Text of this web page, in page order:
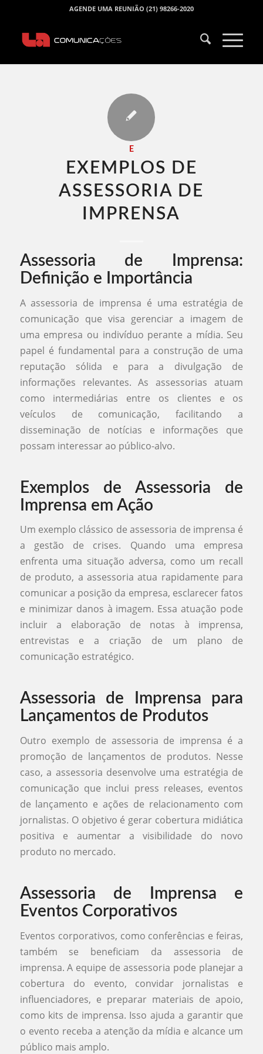
AGENDE UMA REUNIÃO (21) 98266-2020
E
EXEMPLOS DE
ASSESSORIA DE
IMPRENSA​
Assessoria de Imprensa:
Definição e Importância
A assessoria de imprensa é uma estratégia de
comunicação que visa gerenciar a imagem de
uma empresa ou indivíduo perante a mídia. Seu
papel é fundamental para a construção de uma
reputação sólida e para a divulgação de
informações relevantes. As assessorias atuam
como intermediárias entre os clientes e os
veículos de comunicação, facilitando a
disseminação de notícias e informações que
possam interessar ao público-alvo.
Exemplos de Assessoria de
Imprensa em Ação
Um exemplo clássico de assessoria de imprensa é
a gestão de crises. Quando uma empresa
enfrenta uma situação adversa, como um recall
de produto, a assessoria atua rapidamente para
comunicar a posição da empresa, esclarecer fatos
e minimizar danos à imagem. Essa atuação pode
incluir a elaboração de notas à imprensa,
entrevistas e a criação de um plano de
comunicação estratégico.
Assessoria de Imprensa para
Lançamentos de Produtos
Outro exemplo de assessoria de imprensa é a
promoção de lançamentos de produtos. Nesse
caso, a assessoria desenvolve uma estratégia de
comunicação que inclui press releases, eventos
de lançamento e ações de relacionamento com
jornalistas. O objetivo é gerar cobertura midiática
positiva e aumentar a visibilidade do novo
produto no mercado.
Assessoria de Imprensa e
Eventos Corporativos
Eventos corporativos, como conferências e feiras,
também se beneficiam da assessoria de
imprensa. A equipe de assessoria pode planejar a
cobertura do evento, convidar jornalistas e
influenciadores, e preparar materiais de apoio,
como kits de imprensa. Isso ajuda a garantir que
o evento receba a atenção da mídia e alcance um
público mais amplo.